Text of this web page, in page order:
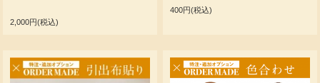
2,000円(税込)
400円(税込)